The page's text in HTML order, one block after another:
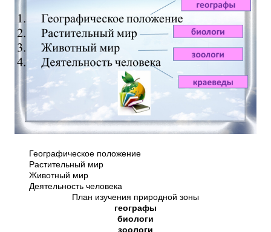
Географическое положение
Растительный мир
Животный мир
Деятельность человека
План изучения природной зоны
географы
биологи
зоологи